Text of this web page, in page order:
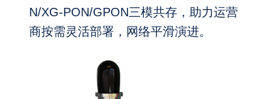
N/XG-PON/GPON三模共存，助力运营
商按需灵活部署，网络平滑演进。